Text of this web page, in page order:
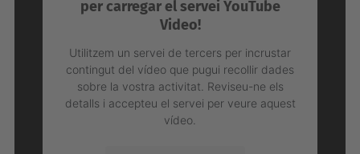
per carregar el servei YouTube
Video!
Utilitzem un servei de tercers per incrustar
contingut del vídeo que pugui recollir dades
sobre la vostra activitat. Reviseu-ne els
detalls i accepteu el servei per veure aquest
vídeo.